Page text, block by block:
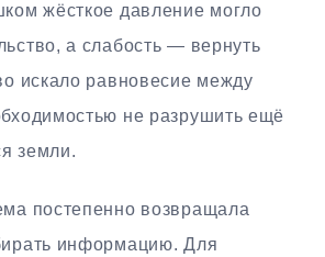
жёсткое давление могло
а слабость — вернуть
искало равновесие между
не разрушить ещё
земли.
постепенно возвращала
информацию. Для